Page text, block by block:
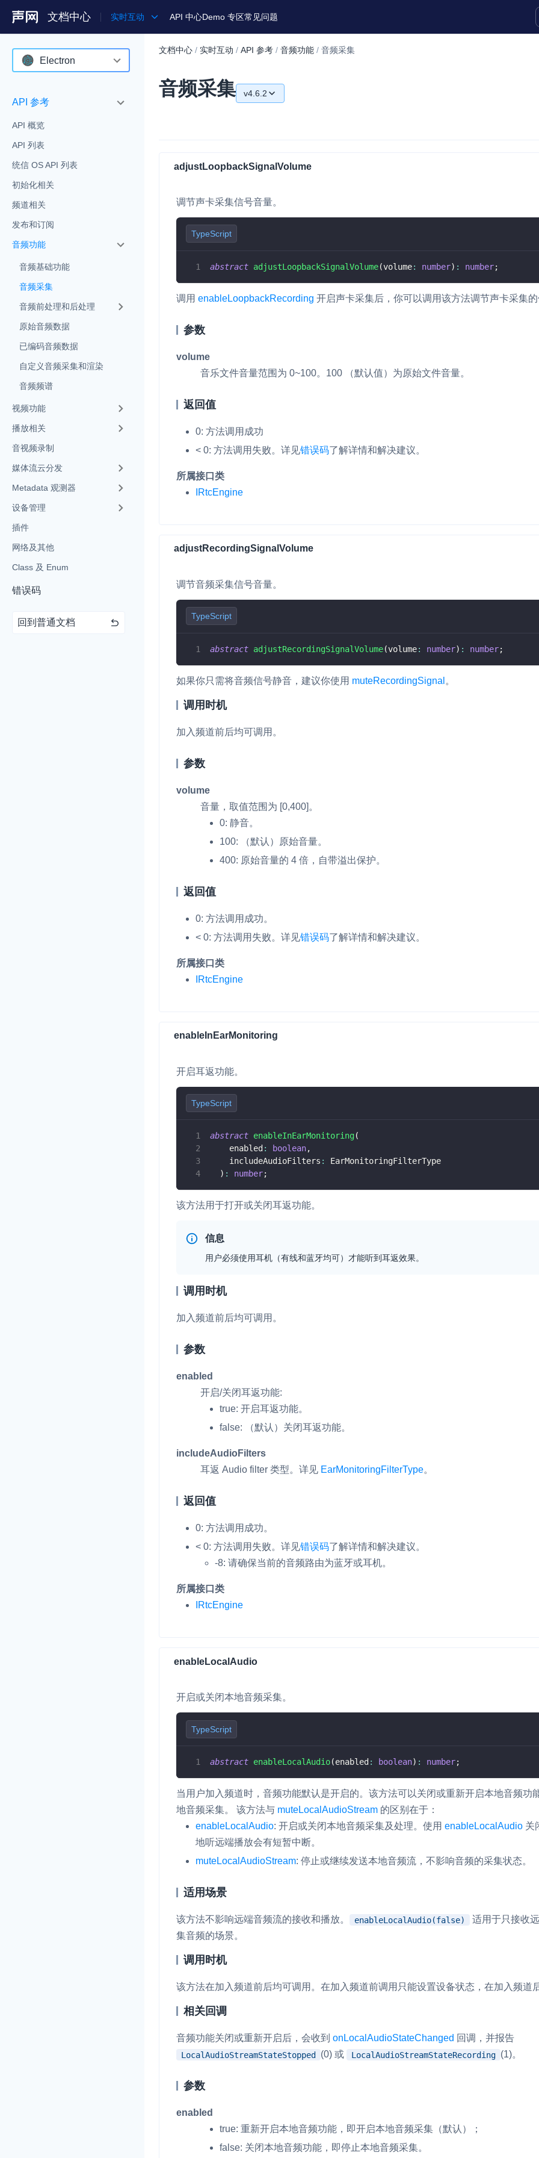
文档中心 实时互动
产品
通用文档
Legacy 文档
突破传统文字交互模式，与 AI 进行高拟
实时互动
频互动功能、更大的可扩展性和更优秀的
互动效果
一整套高可靠、低时延、高并发、安全、
融合 CDN 直播
体播放体验最佳的 CDN 直播方案
媒体流加速
人与人、人与物、物与物的实时互动连接
质量及可用性信息
对实时音频和视频画面进行风险识别
打通
媒体服务
PPT 转码服务
控制台
API 中心Demo 专区常见问题
Electron
iOS
macOS
C++ (全平台)
HarmonyOS
C# (Windows)
Unity
Flutter
React Native
Unreal (C++)
API 参考
API 概览
API 列表
统信 OS API 列表
初始化相关
频道相关
发布和订阅
音频功能
音频基础功能
音频采集
音频前处理和后处理
原始音频数据
已编码音频数据
自定义音频采集和渲染
音频频谱
视频功能
播放相关
音视频录制
媒体流云分发
Metadata 观测器
设备管理
插件
网络及其他
Class 及 Enum
错误码
回到普通文档
文档中心 / 实时互动 / API 参考 / 音频功能 / 音频采集
音频采集 v4.6.2
v4.5.0
v4.2.3
v4.2.2
adjustLoopbackSignalVolume
调节声卡采集信号音量。
TypeScript
abstract adjustLoopbackSignalVolume(volume: number) : number;
调用 enableLoopbackRecording 开启声卡采集后，你可以调用该方法调节声卡采集的
参数
volume
音乐文件音量范围为 0~100。100 （默认值）为原始文件音量。
返回值
0: 方法调用成功
< 0: 方法调用失败。详见错误码了解详情和解决建议。
所属接口类
IRtcEngine
adjustRecordingSignalVolume
调节音频采集信号音量。
TypeScript
abstract adjustRecordingSignalVolume(volume: number) : number;
如果你只需将音频信号静音，建议你使用 muteRecordingSignal 。
调用时机
加入频道前后均可调用。
参数
volume
音量，取值范围为 [0,400]。
0: 静音。
100: （默认）原始音量。
400: 原始音量的 4 倍，自带溢出保护。
返回值
0: 方法调用成功。
< 0: 方法调用失败。详见错误码了解详情和解决建议。
所属接口类
IRtcEngine
enableInEarMonitoring
开启耳返功能。
TypeScript
abstract enableInEarMonitoring(
    enabled
: boolean,
    includeAudioFilters
:
EarMonitoringFilterType
) : number;
该方法用于打开或关闭耳返功能。
信息
用户必须使用耳机（有线和蓝牙均可）才能听到耳返效果。
调用时机
加入频道前后均可调用。
参数
enabled
开启/关闭耳返功能:
true: 开启耳返功能。
false: （默认）关闭耳返功能。
includeAudioFilters
耳返 Audio filter 类型。详见 EarMonitoringFilterType。
返回值
0: 方法调用成功。
< 0: 方法调用失败。详见错误码了解详情和解决建议。
-8: 请确保当前的音频路由为蓝牙或耳机。
所属接口类
IRtcEngine
enableLocalAudio
开启或关闭本地音频采集。
TypeScript
abstract enableLocalAudio(enabled : boolean) : number;
当用户加入频道时，音频功能默认是开启的。该方法可以关闭或重新开启本地音频功
地音频采集。 该方法与 muteLocalAudioStream 的区别在于：
enableLocalAudio: 开启或关闭本地音频采集及处理。使用 enableLocalAudio 关
地听远端播放会有短暂中断。
muteLocalAudioStream: 停止或继续发送本地音频流，不影响音频的采集状态。
适用场景
该方法不影响远端音频流的接收和播放。 enableLocalAudio(false)
适用于只接收
集音频的场景。
调用时机
该方法在加入频道前后均可调用。在加入频道前调用只能设置设备状态，在加入频道
相关回调
音频功能关闭或重新开启后，会收到 onLocalAudioStateChanged 回调，并报告
LocalAudioStreamStateStopped (0) 或 LocalAudioStreamStateRecording (1)。
参数
enabled
true: 重新开启本地音频功能，即开启本地音频采集（默认）；
false: 关闭本地音频功能，即停止本地音频采集。